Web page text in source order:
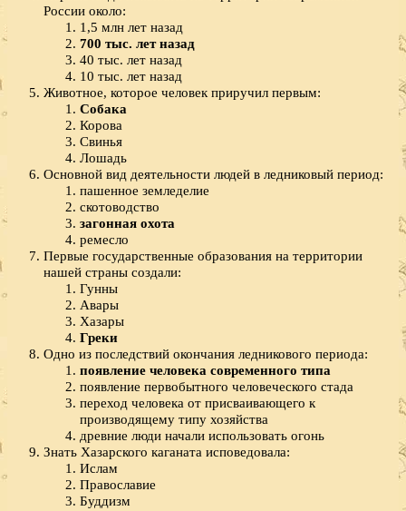
России около:
1,5 млн лет назад
700 тыс. лет назад
40 тыс. лет назад
10 тыс. лет назад
Животное, которое человек приручил первым:
Собака
Корова
Свинья
Лошадь
Основной вид деятельности людей в ледниковый период:
пашенное земледелие
скотоводство
загонная охота
ремесло
Первые государственные образования на территории
нашей страны создали:
Гунны
Авары
Хазары
Греки
Одно из последствий окончания ледникового периода:
появление человека современного типа
появление первобытного человеческого стада
переход человека от присваивающего к
производящему типу хозяйства
древние люди начали использовать огонь
Знать Хазарского каганата исповедовала:
Ислам
Православие
Буддизм